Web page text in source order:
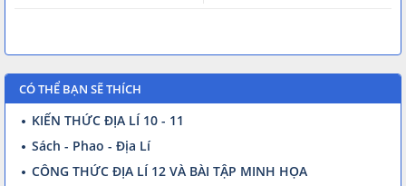
CÓ THỂ BẠN SẼ THÍCH
KIẾN THỨC ĐỊA LÍ 10 - 11
Sách - Phao - Địa Lí
CÔNG THỨC ĐỊA LÍ 12 VÀ BÀI TẬP MINH HỌA